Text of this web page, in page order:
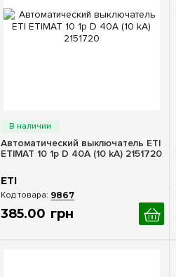
Автоматический выключатель ETI
ETIMAT 10 1p D 40А (10 kA) 2151720
ETI
9867
385.00 грн